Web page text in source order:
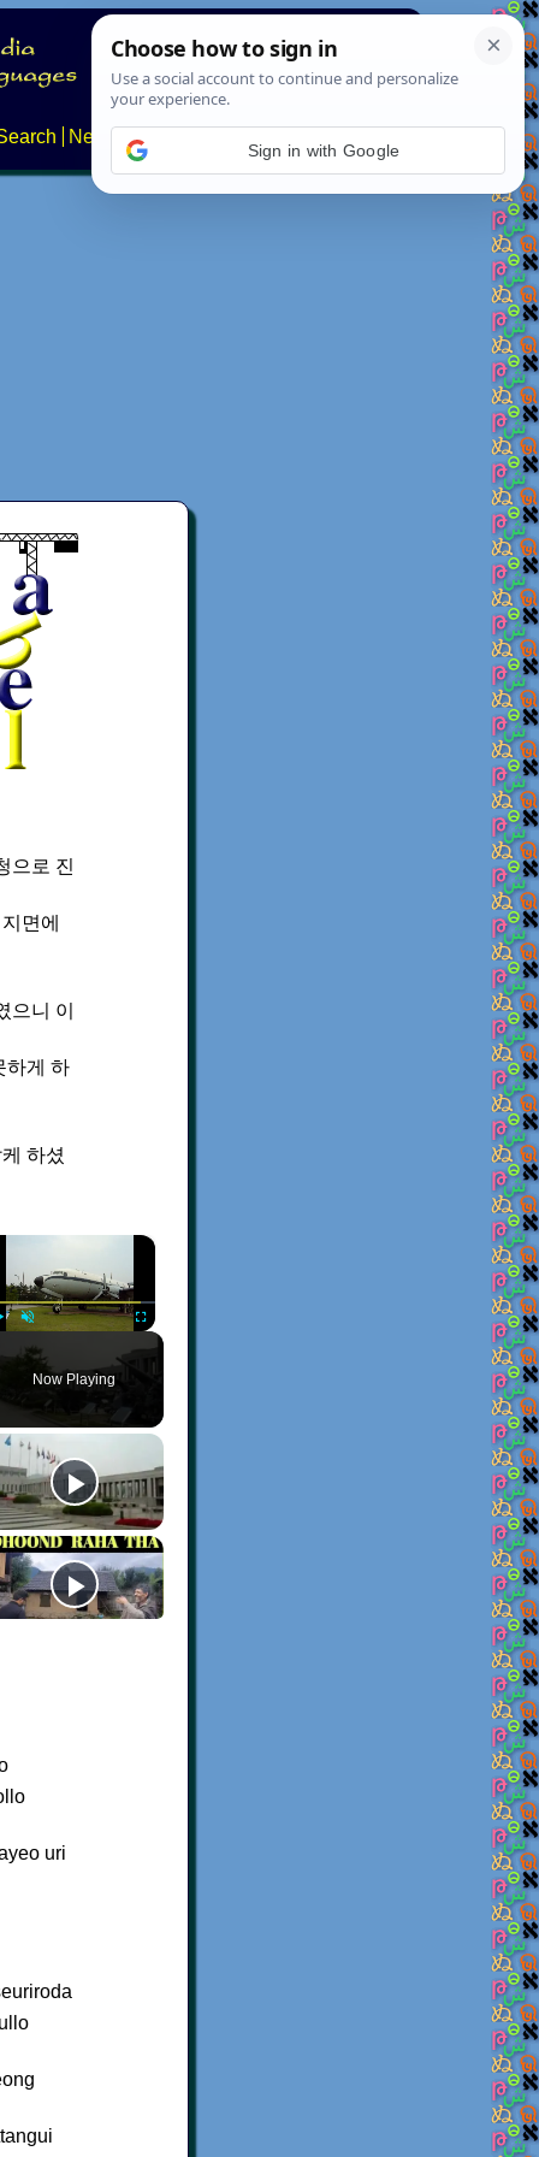
News About
으로 진
면에
니 이
하게 하
하셨
×
Fullscreen
Now Playing
uri
Sign in with Google